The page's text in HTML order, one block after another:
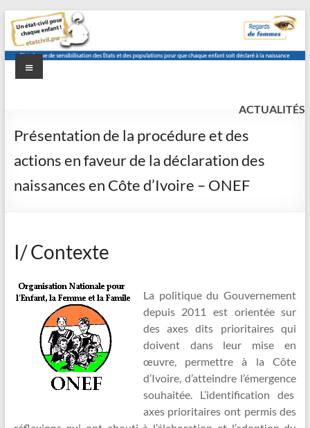
Aller
au
contenu
pour
chaque
!
Menu
ACTUALITÉS
Présentation de la procédure et des
actions en faveur de la déclaration des
naissances en Côte d’Ivoire – ONEF
I/ Contexte
La politique du Gouvernement
depuis 2011 est orientée sur
des axes dits prioritaires qui
doivent dans leur mise en
œuvre, permettre à la Côte
d’Ivoire, d’atteindre l’émergence
souhaitée. L’identification des
axes prioritaires ont permis des